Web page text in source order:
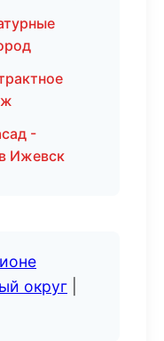
-
Ижевск
округ